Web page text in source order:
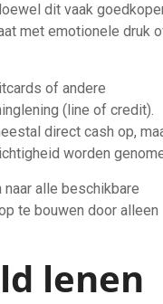
dit vaak
met emotionele druk
of andere
(line of credit).
direct cash op,
worden
alle beschikbare
te bouwen door alleen
lenen